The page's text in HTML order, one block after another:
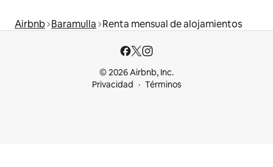
Airbnb Baramulla Renta mensual de alojamientos
© 2026 Airbnb, Inc.
Privacidad
Términos